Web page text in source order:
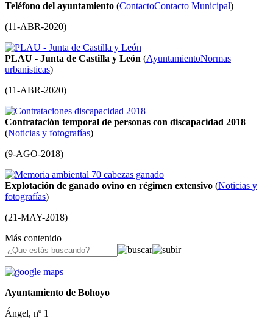
Teléfono del ayuntamiento (ContactoContacto Municipal)
(11-ABR-2020)
PLAU - Junta de Castilla y León (AyuntamientoNormas
urbanisticas)
(11-ABR-2020)
Contratación temporal de personas con discapacidad 2018
(Noticias y fotografías)
(9-AGO-2018)
Explotación de ganado ovino en régimen extensivo (Noticias y
fotografías)
(21-MAY-2018)
Más contenido
Ayuntamiento de Bohoyo
Ángel, nº 1